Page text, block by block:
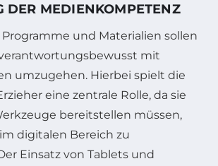
DER MEDIENKOMPETENZ
und Materialien sollen
mit
umzugehen. Hierbei spielt die
eine zentrale Rolle, da sie
bereitstellen müssen,
digitalen Bereich zu
Einsatz von Tablets und